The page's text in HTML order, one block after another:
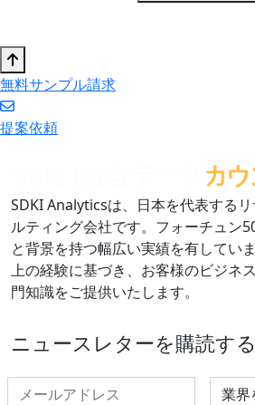
無料サンプル請求
提案依頼
SDKI Analyticsは、日本を代表する
ルティング会社です。フォーチュン
と背景を持つ幅広い実績を有してい
上の経験に基づき、お客様のビジネ
門知識をご提供いたします。
ニュースレターを購読する